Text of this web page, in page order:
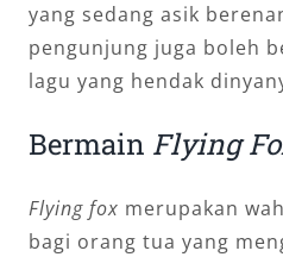
yang sedang asik
pengunjung juga boleh
lagu yang hendak
Bermain Flying
Flying fox merupakan
bagi orang tua yang